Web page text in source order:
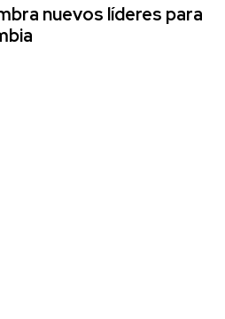
nuevos líderes para